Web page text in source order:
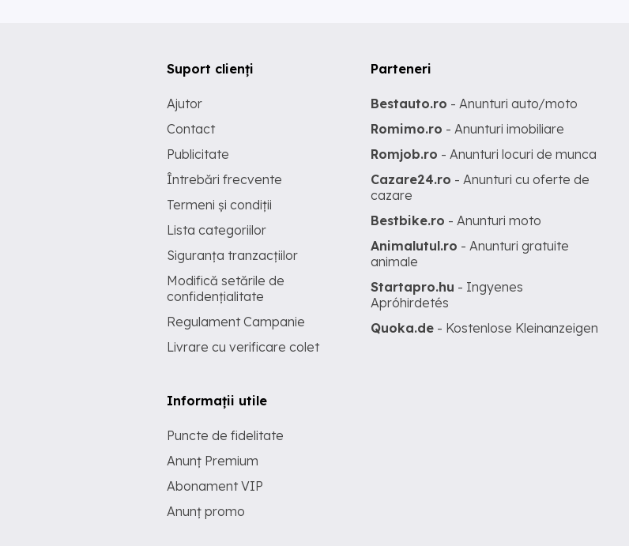
Suport clienți
Ajutor
Contact
Publicitate
Întrebări frecvente
Termeni și condiții
Lista categoriilor
Siguranța tranzacțiilor
Modifică setările de
confidențialitate
Regulament Campanie
Livrare cu verificare colet
Informații utile
Puncte de fidelitate
Anunț Premium
Abonament VIP
Anunț promo
Parteneri
Bestauto.ro - Anunturi auto/moto
Romimo.ro - Anunturi imobiliare
Romjob.ro - Anunturi locuri de munca
Cazare24.ro - Anunturi cu oferte de
cazare
Bestbike.ro - Anunturi moto
Animalutul.ro - Anunturi gratuite
animale
Startapro.hu - Ingyenes
Apróhirdetés
Quoka.de - Kostenlose Kleinanzeigen